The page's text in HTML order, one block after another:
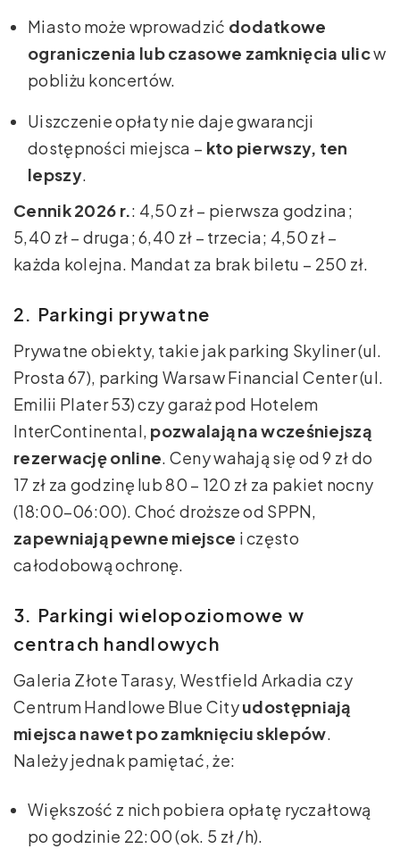
Miasto może wprowadzić dodatkowe
ograniczenia lub czasowe zamknięcia ulicw
pobliżu koncertów.
Uiszczenie opłaty nie daje gwarancji
dostępności miejsca – kto pierwszy, ten
lepszy.
Cennik 2026 r.: 4,50 zł – pierwsza godzina;
5,40 zł – druga; 6,40 zł – trzecia; 4,50 zł –
każda kolejna. Mandat za brak biletu – 250 zł.
2. Parkingi prywatne
Prywatne obiekty, takie jak parking Skyliner (ul.
Prosta 67), parking Warsaw Financial Center (ul.
Emilii Plater 53) czy garaż pod Hotelem
InterContinental, pozwalają na wcześniejszą
rezerwację online. Ceny wahają się od 9 zł do
17 zł za godzinę lub 80 – 120 zł za pakiet nocny
(18:00–06:00). Choć droższe od SPPN,
zapewniają pewne miejsce i często
całodobową ochronę.
3. Parkingi wielopoziomowe w
centrach handlowych
Galeria Złote Tarasy, Westfield Arkadia czy
Centrum Handlowe Blue Cityudostępniają
miejsca nawet po zamknięciu sklepów.
Należy jednak pamiętać, że:
Większość z nich pobiera opłatę ryczałtową
po godzinie 22:00 (ok. 5 zł /h).